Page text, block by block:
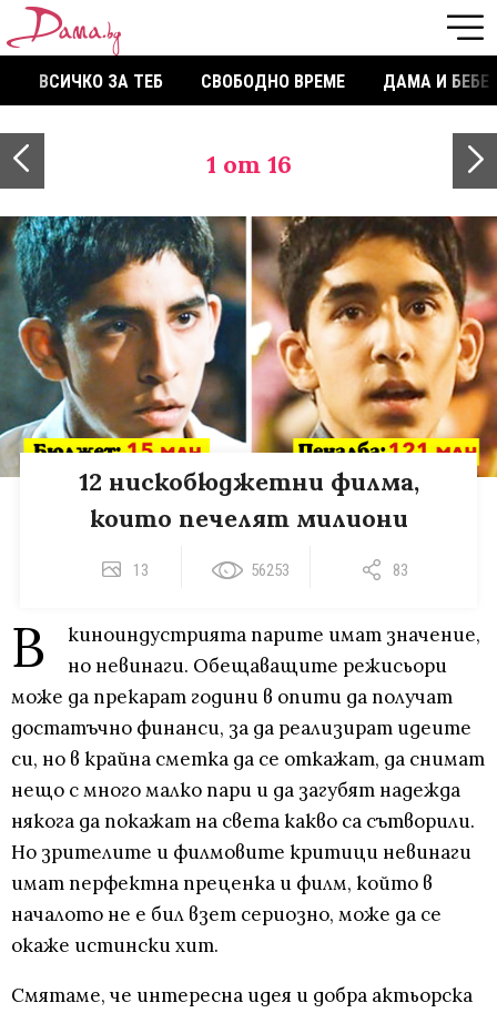
ВСИЧКО ЗА ТЕБ СВОБОДНО ВРЕМЕ ДАМА И БЕБЕ
1 от 16
12 нискобюджетни филма,
които печелят милиони
13 56253 83
В
киноиндустрията парите имат значение,
но невинаги. Обещаващите режисьори
може да прекарат години в опити да получат
достатъчно финанси, за да реализират идеите
си, но в крайна сметка да се откажат, да снимат
нещо с много малко пари и да загубят надежда
някога да покажат на света какво са сътворили.
Но зрителите и филмовите критици невинаги
имат перфектна преценка и филм, който в
началото не е бил взет сериозно, може да се
окаже истински хит.
Смятаме, че интересна идея и добра актьорска